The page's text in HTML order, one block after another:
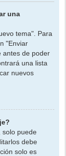
una
tema". Para
"Enviar
antes de poder
una lista
nuevos
solo puede
debe
solo es